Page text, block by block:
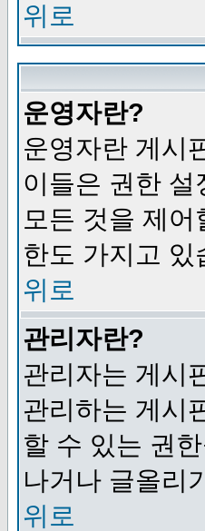
위로
운영자란?
운영자란 게시
이들은 권한
모든 것을 제
한도 가지고 있
위로
관리자란?
관리자는 게시
관리하는 게시
할 수 있는 권
나거나 글올리
위로